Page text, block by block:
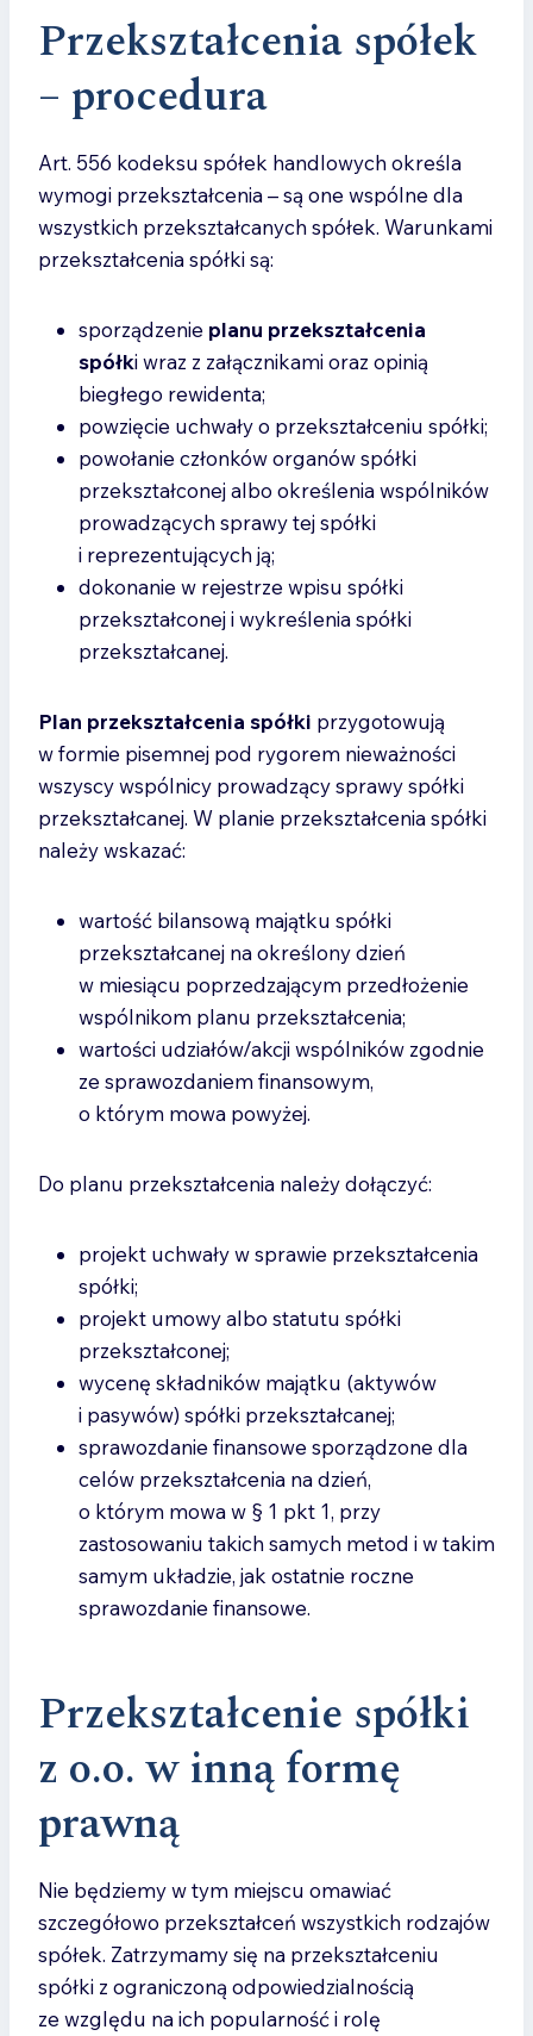
Przekształcenia spółek
– procedura
Art. 556 kodeksu spółek handlowych określa
wymogi przekształcenia – są one wspólne dla
wszystkich przekształcanych spółek. Warunkami
przekształcenia spółki są:
sporządzenie planu przekształcenia
spółki wraz z załącznikami oraz opinią
biegłego rewidenta;
powzięcie uchwały o przekształceniu spółki;
powołanie członków organów spółki
przekształconej albo określenia wspólników
prowadzących sprawy tej spółki
i reprezentujących ją;
dokonanie w rejestrze wpisu spółki
przekształconej i wykreślenia spółki
przekształcanej.
Plan przekształcenia spółki przygotowują
w formie pisemnej pod rygorem nieważności
wszyscy wspólnicy prowadzący sprawy spółki
przekształcanej. W planie przekształcenia spółki
należy wskazać:
wartość bilansową majątku spółki
przekształcanej na określony dzień
w miesiącu poprzedzającym przedłożenie
wspólnikom planu przekształcenia;
wartości udziałów/akcji wspólników zgodnie
ze sprawozdaniem finansowym,
o którym mowa powyżej.
Do planu przekształcenia należy dołączyć:
projekt uchwały w sprawie przekształcenia
spółki;
projekt umowy albo statutu spółki
przekształconej;
wycenę składników majątku (aktywów
i pasywów) spółki przekształcanej;
sprawozdanie finansowe sporządzone dla
celów przekształcenia na dzień,
o którym mowa w § 1 pkt 1, przy
zastosowaniu takich samych metod i w takim
samym układzie, jak ostatnie roczne
sprawozdanie finansowe.
Przekształcenie spółki
z o.o. w inną formę
prawną
Nie będziemy w tym miejscu omawiać
szczegółowo przekształceń wszystkich rodzajów
spółek. Zatrzymamy się na przekształceniu
spółki z ograniczoną odpowiedzialnością
ze względu na ich popularność i rolę